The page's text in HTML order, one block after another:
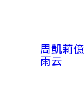
周凱莉
雨云